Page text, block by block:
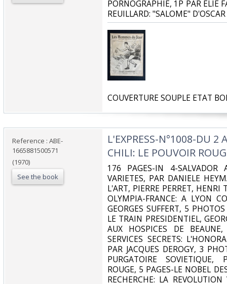
PORNOGRAPHIE, 1P PAR ELIE
REUILLARD: "SALOME"
‎COUVERTURE SOUPLE ETAT
Reference : ABE-
1665881500571
(1970)
See the book
‎L'EXPRESS-N°1008-DU 2
CHILI: LE POUVOIR
‎176 PAGES-IN 4-SALVADOR
VARIETES, PAR DANIELE
L'ART, PIERRE PERRET, HENRI
OLYMPIA-FRANCE: A LYON
GEORGES SUFFERT, 5
LE TRAIN PRESIDENTIEL,
AUX HOSPICES DE
SERVICES SECRETS:
PAR JACQUES DEROGY, 3
PURGATOIRE SOVIETIQUE,
ROUGE, 5 PAGES-LE NOBEL
RECHERCHE: LA